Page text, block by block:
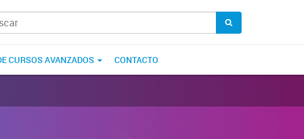
CURSOS AVANZADOS CONTACTO